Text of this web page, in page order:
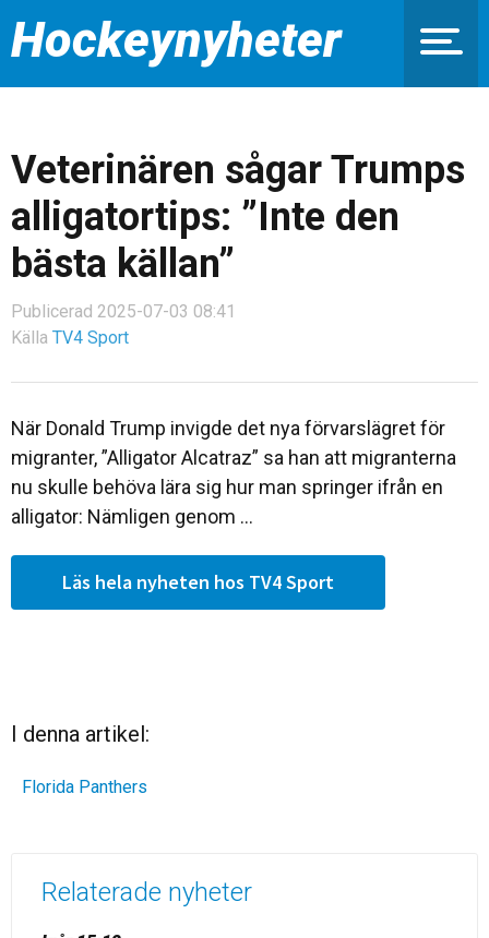
Hockeynyheter
Veterinären sågar Trumps
alligatortips: ”Inte den
bästa källan”
Publicerad 2025-07-03 08:41
Källa TV4 Sport
När Donald Trump invigde det nya förvarslägret för
migranter, ”Alligator Alcatraz” sa han att migranterna
nu skulle behöva lära sig hur man springer ifrån en
alligator: Nämligen genom ...
Läs hela nyheten hos TV4 Sport
I denna artikel:
Florida Panthers
Relaterade nyheter